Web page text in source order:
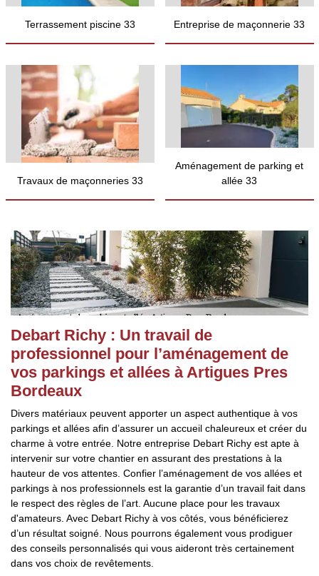
Terrassement piscine 33 Entreprise de maçonnerie 33
Travaux de maçonneries 33
Aménagement de parking et
allée 33
Debart Richy : Un travail de
professionnel pour l’aménagement de
vos parkings et allées à Artigues Pres
Bordeaux
Divers matériaux peuvent apporter un aspect authentique à vos
parkings et allées afin d’assurer un accueil chaleureux et créer du
charme à votre entrée. Notre entreprise Debart Richy est apte à
intervenir sur votre chantier en assurant des prestations à la
hauteur de vos attentes. Confier l’aménagement de vos allées et
parkings à nos professionnels est la garantie d’un travail fait dans
le respect des règles de l’art. Aucune place pour les travaux
d'amateurs. Avec Debart Richy à vos côtés, vous bénéficierez
d’un résultat soigné. Nous pourrons également vous prodiguer
des conseils personnalisés qui vous aideront très certainement
dans vos choix de revêtements.